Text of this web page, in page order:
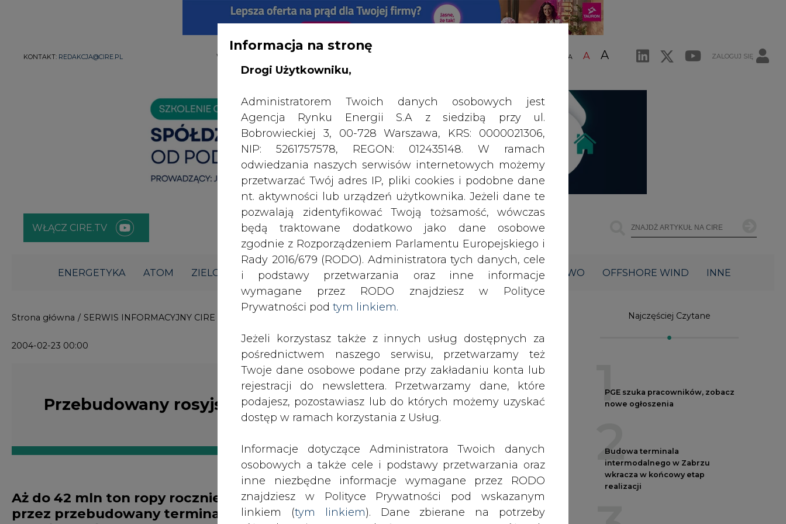
KONTAKT: REDAKCJA@CIRE.PL WYDAWCA PORTALU: A A A ZALOGUJ SIĘ
WŁĄCZ CIRE.TV
ENERGETYKA ATOM ZIELONA GOSPODARKA ZMIANY KADROWE NA RYNKU CIEPŁOWNICTWO OFFSHORE WIND INNE
Informacja na stronę
Drogi Użytkowniku,
Administratorem Twoich danych osobowych jest
Agencja Rynku Energii S.A z siedzibą przy ul.
Bobrowieckiej 3, 00-728 Warszawa, KRS: 0000021306,
NIP: 5261757578, REGON: 012435148. W ramach
odwiedzania naszych serwisów internetowych możemy
przetwarzać Twój adres IP, pliki cookies i podobne dane
nt. aktywności lub urządzeń użytkownika. Jeżeli dane te
pozwalają zidentyfikować Twoją tożsamość, wówczas
będą traktowane dodatkowo jako dane osobowe
zgodnie z Rozporządzeniem Parlamentu Europejskiego i
Rady 2016/679 (RODO). Administratora tych danych, cele
i podstawy przetwarzania oraz inne informacje
wymagane przez RODO znajdziesz w Polityce
Prywatności pod tym linkiem.
Jeżeli korzystasz także z innych usług dostępnych za
pośrednictwem naszego serwisu, przetwarzamy też
Twoje dane osobowe podane przy zakładaniu konta lub
rejestracji do newslettera. Przetwarzamy dane, które
podajesz, pozostawiasz lub do których możemy uzyskać
dostęp w ramach korzystania z Usług.
Informacje dotyczące Administratora Twoich danych
osobowych a także cele i podstawy przetwarzania oraz
inne niezbędne informacje wymagane przez RODO
znajdziesz w Polityce Prywatności pod wskazanym
linkiem (tym linkiem). Dane zbierane na potrzeby
Strona główna / SERWIS INFORMACYJNY CIRE 24
2004-02-23 00:00 drukuj skomentuj udostępnij:
Przebudowany rosyjski terminal naftowy
Aż do 42 mln ton ropy rocznie będzie można od marca przepompowywać
przez przebudowany terminal naftowy w Primorsku nad Bałtykiem.
Najczęściej Czytane
1
PGE szuka pracowników, zobacz
nowe ogłoszenia
2
Budowa terminala
intermodalnego w Zabrzu
wkracza w końcowy etap
realizacji